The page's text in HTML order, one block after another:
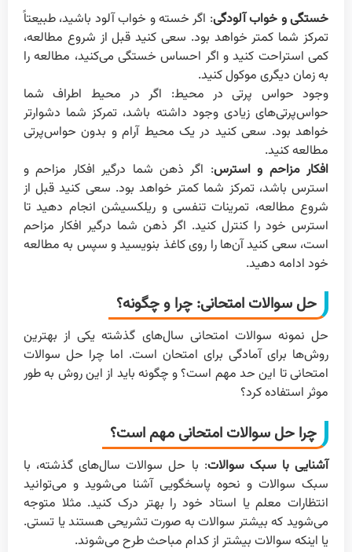
خستگی و خواب آلودگی: اگر خسته و خواب آلود باشید، طبیعتاً
تمرکز شما کمتر خواهد بود. سعی کنید قبل از شروع مطالعه،
کمی استراحت کنید و اگر احساس خستگی می‌کنید، مطالعه را
به زمان دیگری موکول کنید.
وجود حواس پرتی در محیط: اگر در محیط اطراف شما
حواس‌پرتی‌های زیادی وجود داشته باشد، تمرکز شما دشوارتر
خواهد بود. سعی کنید در یک محیط آرام و بدون حواس‌پرتی
مطالعه کنید.
افکار مزاحم و استرس: اگر ذهن شما درگیر افکار مزاحم و
استرس باشد، تمرکز شما کمتر خواهد بود. سعی کنید قبل از
شروع مطالعه، تمرینات تنفسی و ریلکسیشن انجام دهید تا
استرس خود را کنترل کنید. اگر ذهن شما درگیر افکار مزاحم
است، سعی کنید آن‌ها را روی کاغذ بنویسید و سپس به مطالعه
خود ادامه دهید.
حل سوالات امتحانی: چرا و چگونه؟
حل نمونه سوالات امتحانی سال‌های گذشته یکی از بهترین
روش‌ها برای آمادگی برای امتحان است. اما چرا حل سوالات
امتحانی تا این حد مهم است؟ و چگونه باید از این روش به طور
موثر استفاده کرد؟
چرا حل سوالات امتحانی مهم است؟
آشنایی با سبک سوالات: با حل سوالات سال‌های گذشته، با
سبک سوالات و نحوه پاسخگویی آشنا می‌شوید و می‌توانید
انتظارات معلم یا استاد خود را بهتر درک کنید. مثلا متوجه
می‌شوید که بیشتر سوالات به صورت تشریحی هستند یا تستی.
یا اینکه سوالات بیشتر از کدام مباحث طرح می‌شوند.